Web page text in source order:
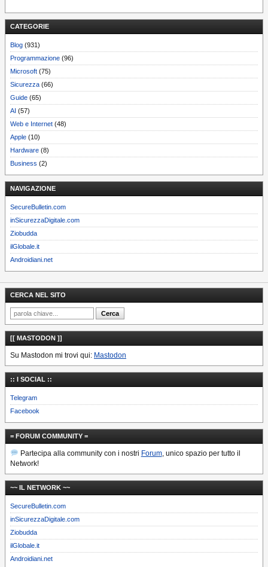
CATEGORIE
Blog (931)
Programmazione (96)
Microsoft (75)
Sicurezza (66)
Guide (65)
AI (57)
Web e Internet (48)
Apple (10)
Hardware (8)
Business (2)
NAVIGAZIONE
SecureBulletin.com
inSicurezzaDigitale.com
Ziobudda
ilGlobale.it
Androidiani.net
CERCA NEL SITO
[[ MASTODON ]]
Su Mastodon mi trovi qui: Mastodon
:: I SOCIAL ::
Telegram
Facebook
= FORUM COMMUNITY =
Partecipa alla community con i nostri Forum, unico spazio per tutto il
Network!
~~ IL NETWORK ~~
SecureBulletin.com
inSicurezzaDigitale.com
Ziobudda
ilGlobale.it
Androidiani.net